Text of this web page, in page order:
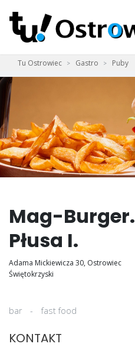
Tu Ostrowiec Gastro Puby
Mag-Burger.
Płusa I.
Adama Mickiewicza 30, Ostrowiec
Świętokrzyski
bar - fast food
KONTAKT